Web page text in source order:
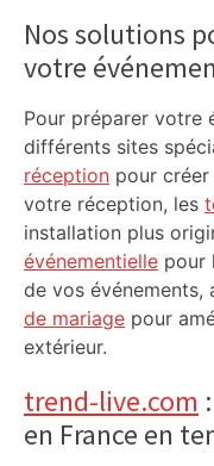
Sidebar
Nos solutions
votre
Pour préparer votre
différents sites
réception pour
votre réception, les
installation plus
événementielle pour
de vos événements,
de mariage pour
extérieur.
trend-live.com
en France en